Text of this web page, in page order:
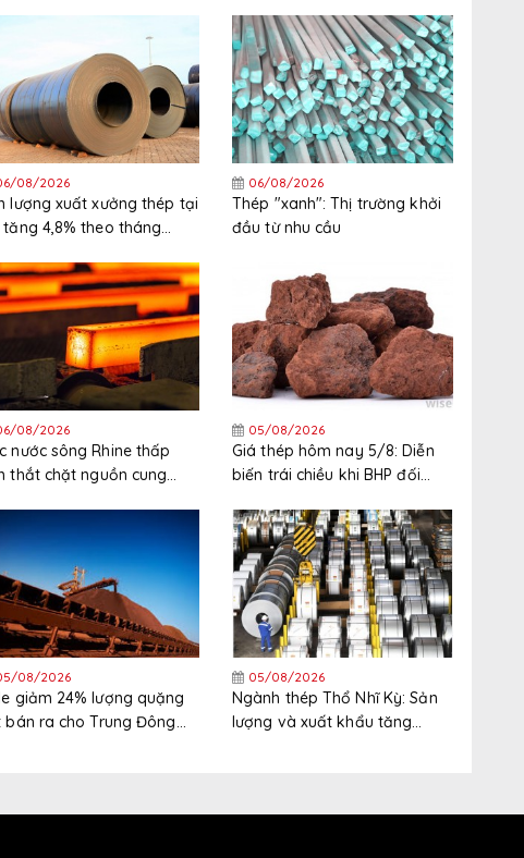
08/2026
lượng xuất xưởng thép tại
tăng 4,8% theo tháng
06/08/2026
Thép "xanh": Thị trường khởi
đầu từ nhu cầu
08/2026
nước sông Rhine thấp
thắt chặt nguồn cung
05/08/2026
Giá thép hôm nay 5/8: Diễn
biến trái chiều khi BHP đối
khẩu quặng sắt lớn nhất thế
giới
08/2026
giảm 24% lượng quặng
bán ra cho Trung Đông
05/08/2026
Ngành thép Thổ Nhĩ Kỳ: Sản
lượng và xuất khẩu tăng